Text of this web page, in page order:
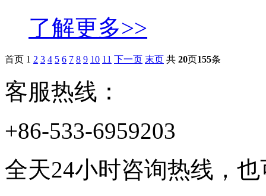
了解更多>>
首页 1 2 3 4 5 6 7 8 9 10 11 下一页 末页 共 20页155条
客服热线：
+86-533-6959203
全天24小时咨询热线，